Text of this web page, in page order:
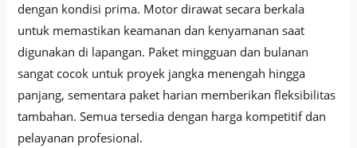
dengan kondisi prima. Motor dirawat secara berkala
untuk memastikan keamanan dan kenyamanan saat
digunakan di lapangan. Paket mingguan dan bulanan
sangat cocok untuk proyek jangka menengah hingga
panjang, sementara paket harian memberikan fleksibilitas
tambahan. Semua tersedia dengan harga kompetitif dan
pelayanan profesional.